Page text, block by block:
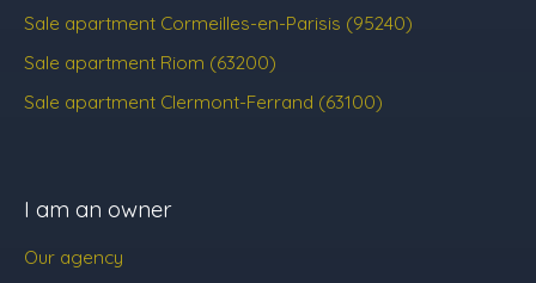
Sale apartment Cormeilles-en-Parisis (95240)
Sale apartment Riom (63200)
Sale apartment Clermont-Ferrand (63100)
I am an owner
Our agency